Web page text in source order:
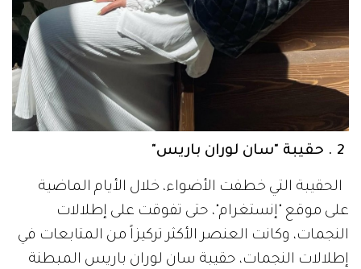
الحقيبة التي خطفت الأضواء، خلال الأيام الماضية
على موقع "إنستغرام"، حتى تفوقت على إطلالات
النجمات، وكانت العنصر الأكثر تركيزاً من المتابعات في
إطلالات النجمات، حقيبة سان لوران باريس المبطنة